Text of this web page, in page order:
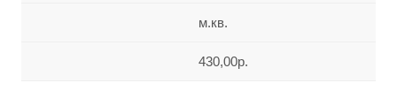
м.кв.
430,00р.